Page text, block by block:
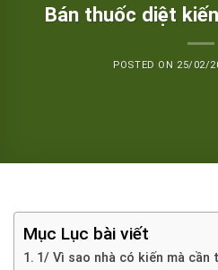
Bán thuốc diệt
POSTED ON 25/02/
Mục Lục bài viết
1/ Vì sao nhà có kiến mà cần